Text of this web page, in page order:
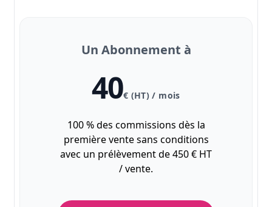
Un Abonnement à
40€ (HT) / mois
100 % des commissions dès la
première vente sans conditions
avec un prélèvement de 450 € HT
/ vente.